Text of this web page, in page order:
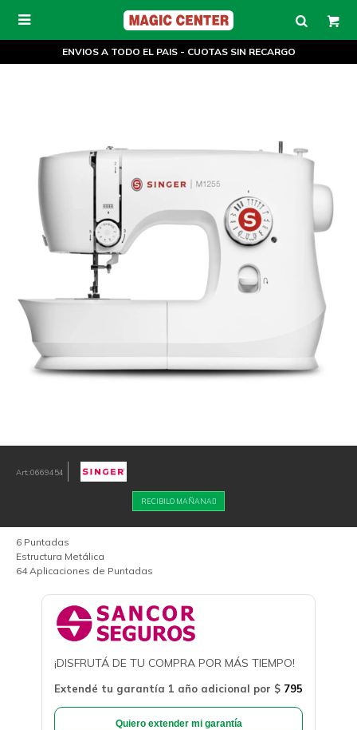

ENVIOS A TODO EL PAIS - CUOTAS SIN RECARGO
0669454
RECIBILO MAÑANA
6 Puntadas
Estructura Metálica
64 Aplicaciones de Puntadas
¡DISFRUTÁ DE TU COMPRA POR MÁS TIEMPO!
Extendé tu garantía 1 año adicional por $ 795
Quiero extender mi garantía